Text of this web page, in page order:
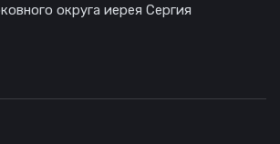
округа иерея Сергия